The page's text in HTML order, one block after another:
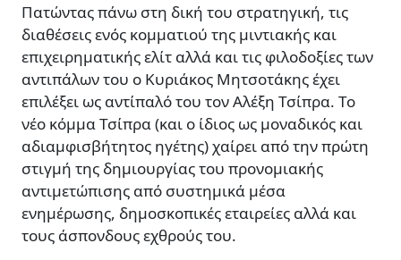
Πατώντας πάνω στη δική του στρατηγική, τις
διαθέσεις ενός κοµµατιού της µιντιακής και
επιχειρηµατικής ελίτ αλλά και τις φιλοδοξίες των
αντιπάλων του ο Κυριάκος Μητσοτάκης έχει
επιλέξει ως αντίπαλό του τον Αλέξη Τσίπρα. Το
νέο κόµµα Τσίπρα (και ο ίδιος ως µοναδικός και
αδιαµφισβήτητος ηγέτης) χαίρει από την πρώτη
στιγµή της δηµιουργίας του προνοµιακής
αντιµετώπισης από συστηµικά µέσα
ενηµέρωσης, δηµοσκοπικές εταιρείες αλλά και
τους άσπονδους εχθρούς του.